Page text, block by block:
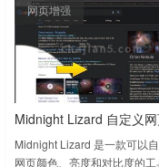
网页增强
Midnight Lizard 自定义
色亮度和对比度（有夜间
Midnight Lizard 是一款可以
网页颜色、亮度和对比度的